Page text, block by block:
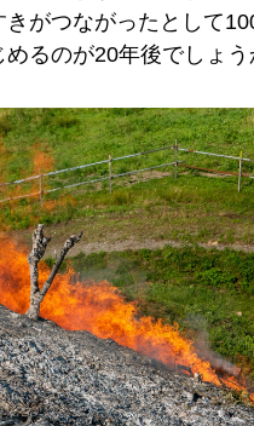
がつながったとして
るのが20年後でしょう